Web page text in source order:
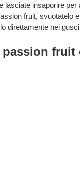
lasciate insaporire per
fruit, svuotatelo
direttamente nei
fruit